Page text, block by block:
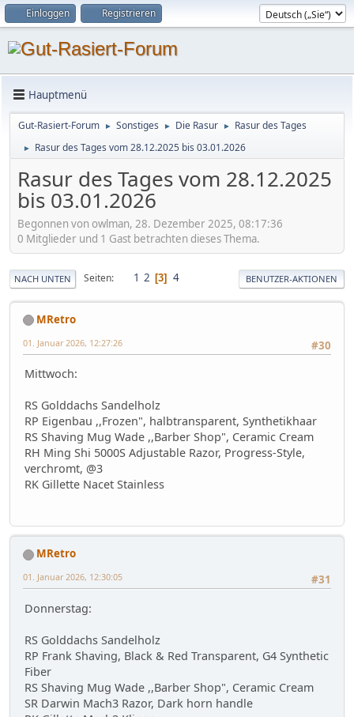
Einloggen Registrieren
Hauptmenü
Gut-Rasiert-Forum ► Sonstiges ► Die Rasur ► Rasur des Tages
► Rasur des Tages vom 28.12.2025 bis 03.01.2026
Rasur des Tages vom 28.12.2025
bis 03.01.2026
Begonnen von owlman, 28. Dezember 2025, 08:17:36
0 Mitglieder und 1 Gast betrachten dieses Thema.
NACH UNTEN Seiten 1 2 3 4 BENUTZER-AKTIONEN
MRetro
#30
01. Januar 2026, 12:27:26
Mittwoch:
RS Golddachs Sandelholz
RP Eigenbau ,,Frozen", halbtransparent, Synthetikhaar
RS Shaving Mug Wade ,,Barber Shop", Ceramic Cream
RH Ming Shi 5000S Adjustable Razor, Progress-Style,
verchromt, @3
RK Gillette Nacet Stainless
MRetro
#31
01. Januar 2026, 12:30:05
Donnerstag:
RS Golddachs Sandelholz
RP Frank Shaving, Black & Red Transparent, G4 Synthetic
Fiber
RS Shaving Mug Wade ,,Barber Shop", Ceramic Cream
SR Darwin Mach3 Razor, Dark horn handle